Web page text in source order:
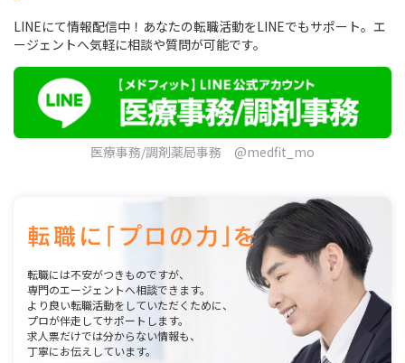
LINEにて情報配信中！あなたの転職活動をLINEでもサポート。エ
ージェントへ気軽に相談や質問が可能です。
医療事務/調剤薬局事務 @medfit_mo
転職には不安がつきものですが、
専門のエージェントへ相談できます。
より良い転職活動をしていただくために、
プロが伴走してサポートします。
求人票だけでは分からない情報も、
丁寧にお伝えしています。